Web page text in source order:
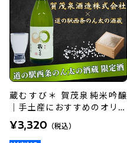
蔵むすび＊ 賀茂泉純米吟醸
｜手土産におすすめのオリジ
ナル日本酒
¥3,320 （税込）